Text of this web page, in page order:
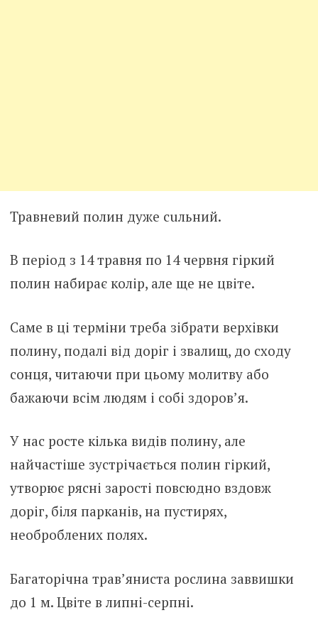
Травневий полин дуже сuльний.
В період з 14 травня по 14 червня гіркий
полин набирає колір, але ще не цвіте.
Саме в ці терміни треба зібрати верхівки
полину, подалі від доріг і звалищ, до сходу
сонця, читаючи при цьому молитву або
бажаючи всім людям і собі здоров’я.
У нас росте кілька видів полину, але
найчастіше зустрічається полин гіркий,
утворює рясні зарості повсюдно вздовж
доріг, біля парканів, на пустирях,
необроблених полях.
Багаторічна трав’яниста рослина заввишки
до 1 м. Цвіте в липні-серпні.